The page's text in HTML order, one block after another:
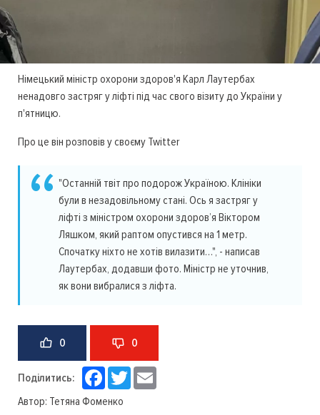
Німецький міністр охорони здоров'я Карл Лаутербах
ненадовго застряг у ліфті під час свого візиту до України у
п'ятницю.
Про це він розповів у своєму Twitter
"Останній твіт про подорож Україною. Клініки
були в незадовільному стані. Ось я застряг у
ліфті з міністром охорони здоров’я Віктором
Ляшком, який раптом опустився на 1 метр.
Спочатку ніхто не хотів вилазити…", - написав
Лаутербах, додавши фото. Міністр не уточнив,
як вони вибралися з ліфта.
0 0
Поділитись: Facebook
Twitter
Автор: Тетяна Фоменко